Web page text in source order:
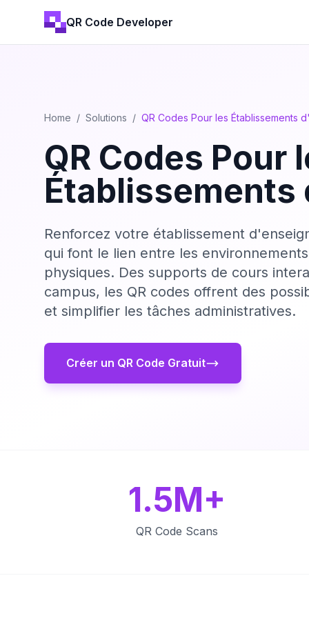
QR Code Developer
Home / Solutions / QR Codes Pour les Établissements
QR Codes Pour
Renforcez votre établissement
qui font le lien entre les
physiques. Des supports de cours
campus, les QR codes offrent des
et simplifier les tâches administratives.
Créer un QR Code Gratuit
1.5M+
QR Code Scans